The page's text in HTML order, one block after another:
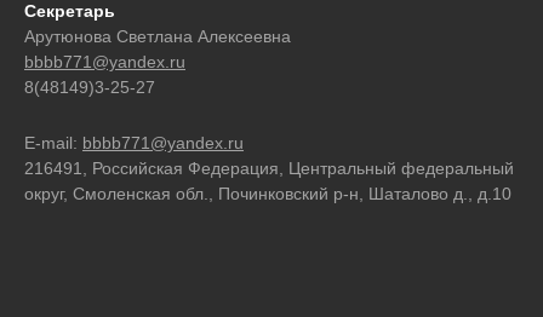
Секретарь
Арутюнова Светлана Алексеевна
bbbb771@yandex.ru
8(48149)3-25-27
E-mail: bbbb771@yandex.ru
216491, Российская Федерация, Центральный федеральный
округ, Смоленская обл., Починковский р-н, Шаталово д., д.10